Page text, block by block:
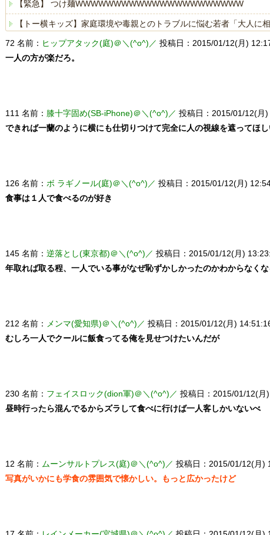
【緊急】 つけ麺WWWWWWWWWWWWWWWWWWWWWW
【トー横キッズ】家庭環境や毒親とのトラブルに悩む若者「大人
【驚愕】女さん「43億円注文して………キャンセルっと！」←こいつ
海外「日本は戦勝国なんだよ」 戦後の日本人の特別な生き様に各国
72 名前： ヒップアタック(庭)＠＼(^o^)／ 投稿日：2015/01/12(月)
一人の方が楽だろ。
111 名前： 膝十字固め(SB-iPhone)＠＼(^o^)／ 投稿日：2015/01/12(月
できれば一蘭のように横にも仕切りつけて完全に人の視線を遮ってほ
126 名前： ボ ラギノール(庭)＠＼(^o^)／ 投稿日：2015/01/12(月)
食事は１人で食べるのが好き
145 名前： 逆落とし(東京都)＠＼(^o^)／ 投稿日：2015/01/12(月)
年取れば取る程、一人でいる事がなぜ恥ずかしかったのかわからなくな
212 名前： メンマ(愛知県)＠＼(^o^)／ 投稿日：2015/01/12(月)
むしろ一人でクールに飯食ってる俺を見せつけたいんだが
230 名前： フェイスロック(dion軍)＠＼(^o^)／ 投稿日：2015/01/12(
昼時行ったら混んでるからズラして食べに行けば一人客しかいないべ
12 名前： ムーンサルトプレス(庭)＠＼(^o^)／ 投稿日：2015/01/12(月)
ドローン爆弾を投げ返して助かる！！
ケモノが立ち会っていた件
ｗｗｗｗｗｗｗｗｗｗｗ